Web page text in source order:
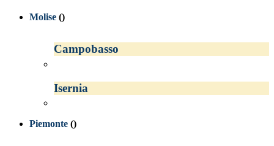
Molise ()
Campobasso
Isernia
Piemonte ()